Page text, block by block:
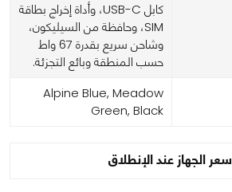
كابل USB-C، وأداة إخراج بطاقة
SIM، وحافظة من السيليكون،
وشاحن سريع بقدرة 67 واط
حسب المنطقة وبائع التجزئة.
Alpine Blue, Meadow
Green, Black
سعر الجهاز عند الإنطلاق